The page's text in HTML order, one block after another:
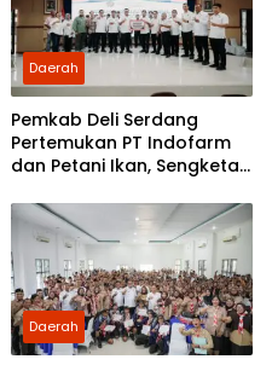
Daerah
Pemkab Deli Serdang
Pertemukan PT Indofarm
dan Petani Ikan, Sengketa
Daerah